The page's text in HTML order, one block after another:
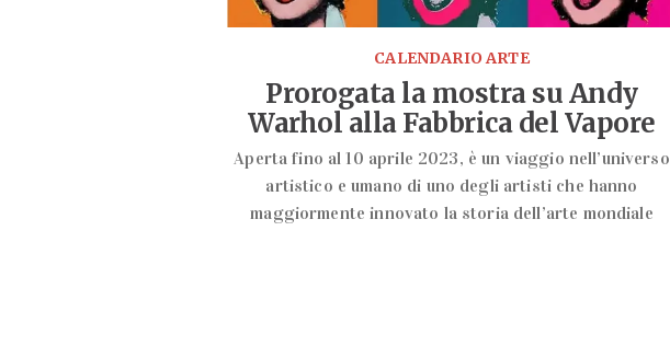
CALENDARIO ARTE
Prorogata la mostra su Andy
Warhol alla Fabbrica del Vapore
Aperta fino al 10 aprile 2023, è un viaggio nell’universo
artistico e umano di uno degli artisti che hanno
maggiormente innovato la storia dell’arte mondiale